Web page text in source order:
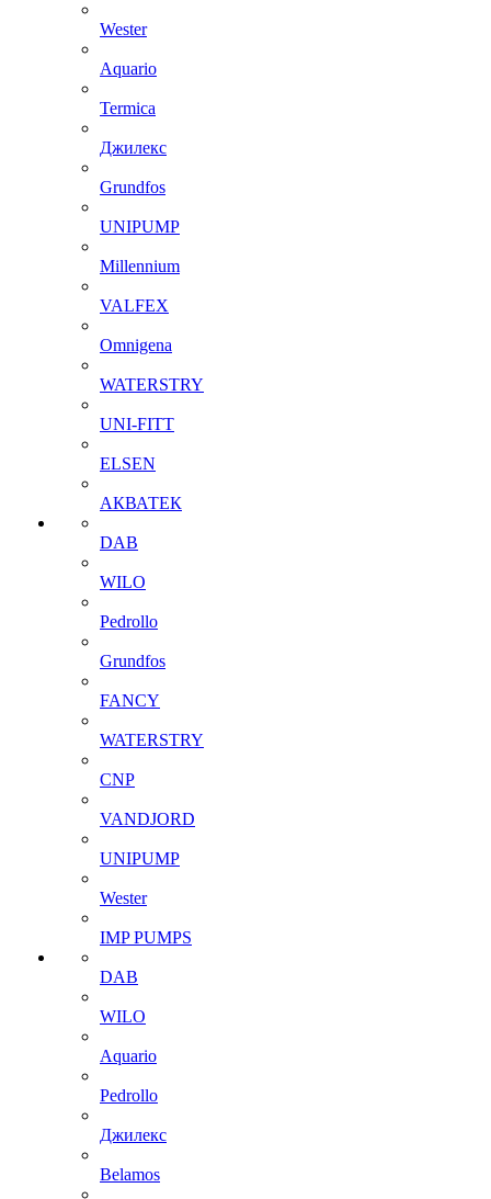
Wester
Aquario
Termica
Джилекс
Grundfos
UNIPUMP
Millennium
VALFEX
Omnigena
WATERSTRY
UNI-FITT
ELSEN
АКВАТЕК
DAB
WILO
Pedrollo
Grundfos
FANCY
WATERSTRY
CNP
VANDJORD
UNIPUMP
Wester
IMP PUMPS
DAB
WILO
Aquario
Pedrollo
Джилекс
Belamos